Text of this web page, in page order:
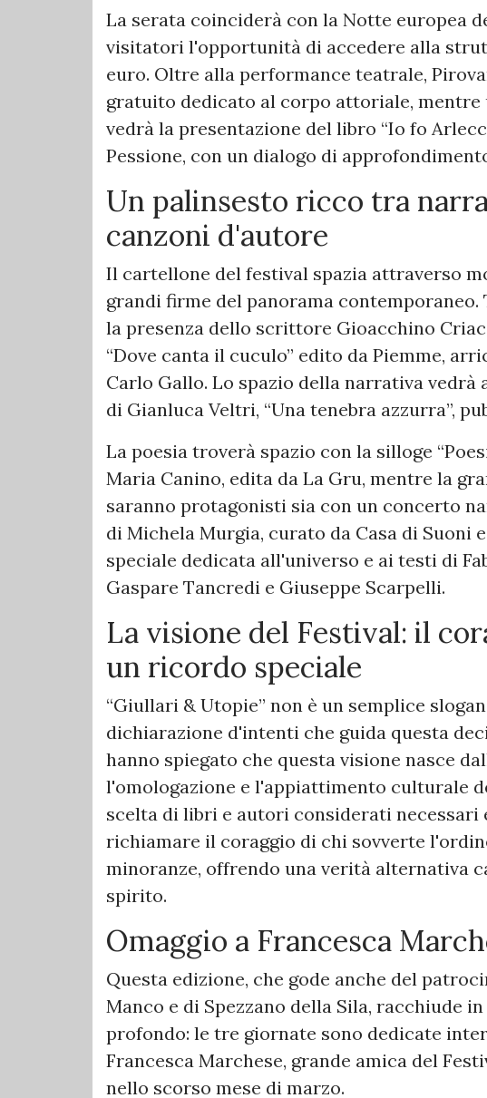
​La serata coinciderà con la Notte europea
visitatori l'opportunità di accedere alla
euro. Oltre alla performance teatrale,
gratuito dedicato al corpo attoriale,
vedrà la presentazione del libro “Io fo
Pessione, con un dialogo di
Un palinsesto ricco tra
canzoni d'autore
​Il cartellone del festival spazia attraverso
grandi firme del panorama
la presenza dello scrittore Gioacchino
“Dove canta il cuculo” edito da Piemme,
Carlo Gallo. Lo spazio della narrativa vedrà
di Gianluca Veltri, “Una tenebra azzurra”,
​La poesia troverà spazio con la silloge
Maria Canino, edita da La Gru, mentre la
saranno protagonisti sia con un concerto
di Michela Murgia, curato da Casa di Suoni
speciale dedicata all'universo e ai testi di
Gaspare Tancredi e Giuseppe Scarpelli.
​La visione del Festival: il
un ricordo speciale
​“Giullari & Utopie” non è un semplice
dichiarazione d'intenti che guida questa
hanno spiegato che questa visione nasce
l'omologazione e l'appiattimento culturale
scelta di libri e autori considerati necessari
richiamare il coraggio di chi sovverte
minoranze, offrendo una verità alternativa
spirito.
Omaggio a Francesca
​Questa edizione, che gode anche del
Manco e di Spezzano della Sila, racchiude
profondo: le tre giornate sono dedicate
Francesca Marchese, grande amica del
nello scorso mese di marzo.